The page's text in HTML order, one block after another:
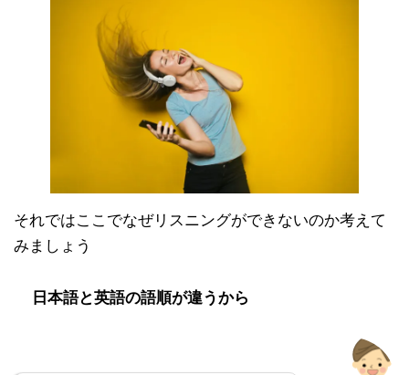
それではここでなぜリスニングができないのか考えて
みましょう
日本語と英語の語順が違うから